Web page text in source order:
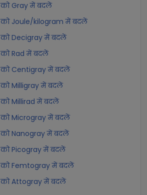
Gray में बदलें
Joule/kilogram में बदलें
Decigray में बदलें
Rad में बदलें
Centigray में बदलें
Milligray में बदलें
Millirad में बदलें
Microgray में बदलें
Nanogray में बदलें
Picogray में बदलें
Femtogray में बदलें
Attogray में बदलें